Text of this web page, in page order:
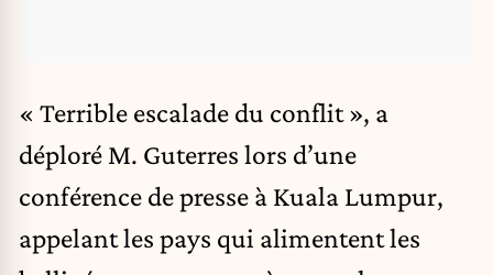
« Terrible escalade du conflit », a
déploré M. Guterres lors d’une
conférence de presse à Kuala Lumpur,
appelant les pays qui alimentent les